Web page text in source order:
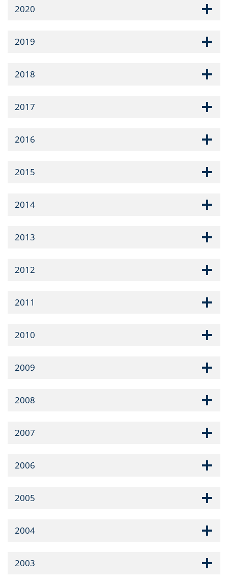
2020
2019
2018
2017
2016
2015
2014
2013
2012
2011
2010
2009
2008
2007
2006
2005
2004
2003